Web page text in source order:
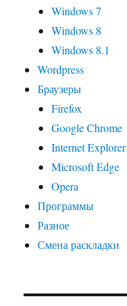
Windows 7
Windows 8
Windows 8.1
Wordpress
Браузеры
Firefox
Google Chrome
Internet Explorer
Microsoft Edge
Opera
Программы
Разное
Смена раскладки